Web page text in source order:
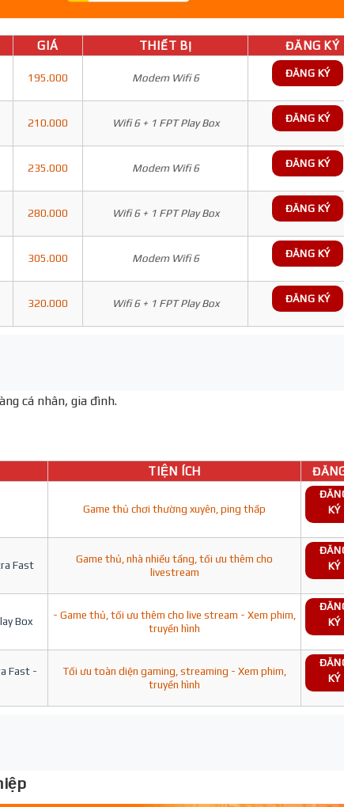
GIÁ THIẾT BỊ ĐĂNG KÝ
195.000 Modem Wifi 6 ĐĂNG KÝ
210.000 Wifi 6 + 1 FPT Play Box ĐĂNG KÝ
235.000 Modem Wifi 6 ĐĂNG KÝ
280.000 Wifi 6 + 1 FPT Play Box ĐĂNG KÝ
305.000 Modem Wifi 6 ĐĂNG KÝ
320.000 Wifi 6 + 1 FPT Play Box ĐĂNG KÝ
cá nhân, gia đình.
TIỆN ÍCH
Game thủ chơi thường xuyên, ping thấp
KÝ
Fast
Game thủ, nhà nhiều tầng, tối ưu thêm cho
livestream
KÝ
Box
- Game thủ, tối ưu thêm cho live stream - Xem phim,
truyền hình
KÝ
Fast -
Tối ưu toàn diện gaming, streaming - Xem phim,
truyền hình
KÝ